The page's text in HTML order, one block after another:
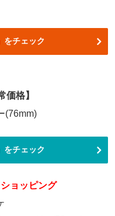
をチェック
価格】
(76mm)
をチェック
ョッピング